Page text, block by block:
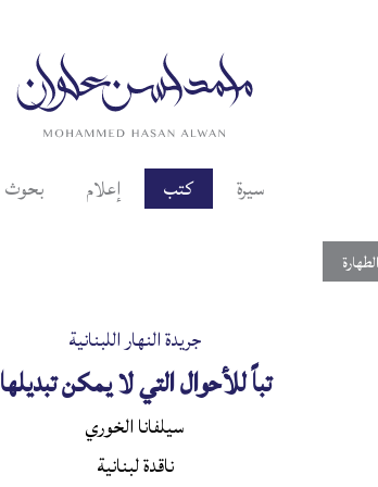
بحوث إعلام كتب سيرة
جريدة النهار اللبنانية
تباً للأحوال التي لا يمكن تبديلها
سيلفانا الخوري
ناقدة لبنانية